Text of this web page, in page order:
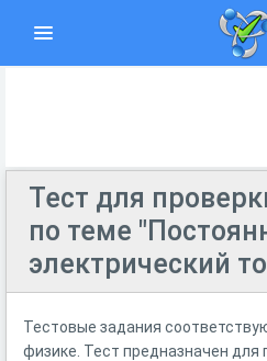
Тест для
по теме
электрический
Тестовые задания
физике. Тест предназначен для